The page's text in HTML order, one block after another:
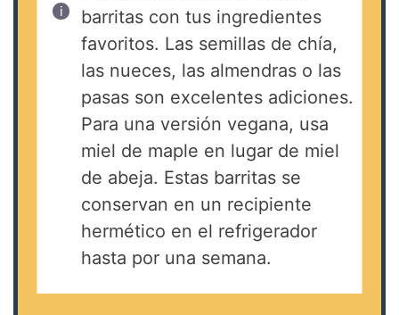
barritas con tus ingredientes
favoritos. Las semillas de chía,
las nueces, las almendras o las
pasas son excelentes adiciones.
Para una versión vegana, usa
miel de maple en lugar de miel
de abeja. Estas barritas se
conservan en un recipiente
hermético en el refrigerador
hasta por una semana.